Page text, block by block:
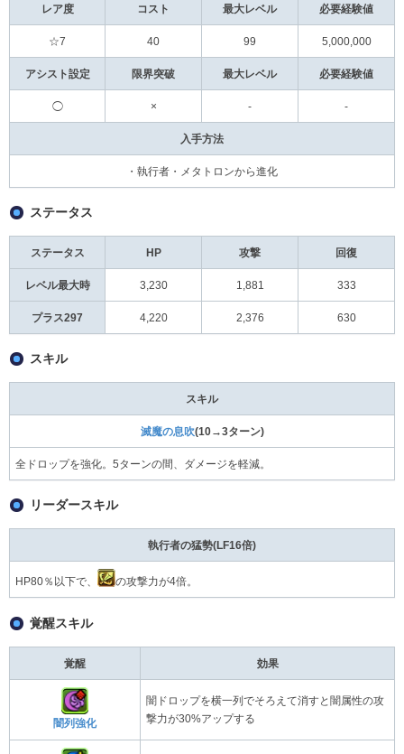
レア度 コスト 最大レベル 必要経験値
☆7 40 99 5,000,000
アシスト設定 限界突破 最大レベル 必要経験値
◯ × - -
入手方法
・執行者・メタトロンから進化
ステータス
ステータス HP 攻撃 回復
レベル最大時 3,230 1,881 333
プラス297 4,220 2,376 630
スキル
スキル
滅魔の息吹(10→3ターン)
全ドロップを強化。5ターンの間、ダメージを軽減。
リーダースキル
執行者の猛勢(LF16倍)
HP80％以下で、 の攻撃力が4倍。
覚醒スキル
覚醒 効果
闇列強化
闇ドロップを横一列でそろえて消すと闇属性の攻
撃力が30%アップする